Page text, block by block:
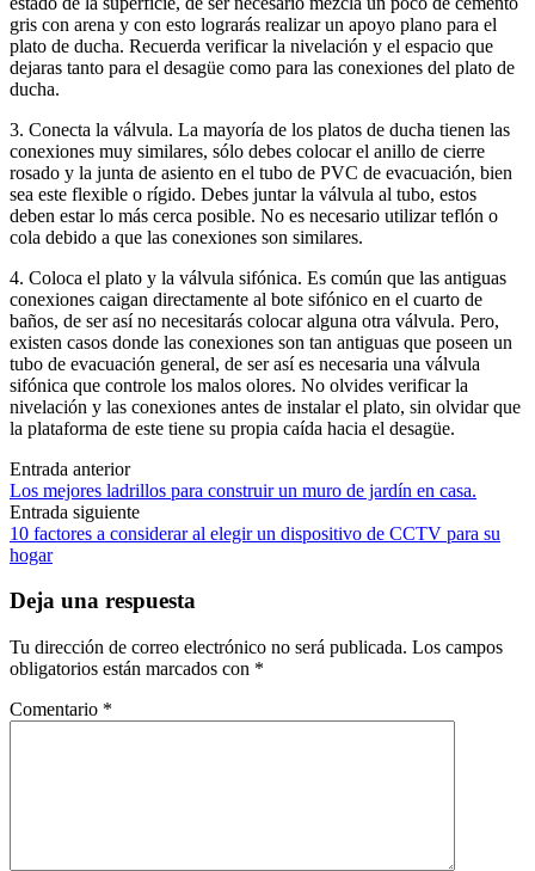
gris con arena y con esto lograrás realizar un apoyo plano para el
plato de ducha. Recuerda verificar la nivelación y el espacio que
dejaras tanto para el desagüe como para las conexiones del plato de
ducha.
3. Conecta la válvula. La mayoría de los platos de ducha tienen las
conexiones muy similares, sólo debes colocar el anillo de cierre
rosado y la junta de asiento en el tubo de PVC de evacuación, bien
sea este flexible o rígido. Debes juntar la válvula al tubo, estos
deben estar lo más cerca posible. No es necesario utilizar teflón o
cola debido a que las conexiones son similares.
4. Coloca el plato y la válvula sifónica. Es común que las antiguas
conexiones caigan directamente al bote sifónico en el cuarto de
baños, de ser así no necesitarás colocar alguna otra válvula. Pero,
existen casos donde las conexiones son tan antiguas que poseen un
tubo de evacuación general, de ser así es necesaria una válvula
sifónica que controle los malos olores. No olvides verificar la
nivelación y las conexiones antes de instalar el plato, sin olvidar que
la plataforma de este tiene su propia caída hacia el desagüe.
Navegación
de
las
entradas
Entrada anterior
Los mejores ladrillos para construir un muro de jardín en casa.
Entrada siguiente
10 factores a considerar al elegir un dispositivo de CCTV para su
hogar
Deja una respuesta
Tu dirección de correo electrónico no será publicada. Los campos
obligatorios están marcados con *
Comentario *